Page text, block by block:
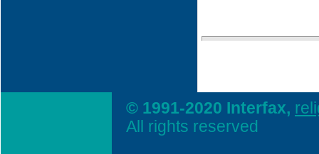
© 1991-2020 Interfax,
All rights reserved